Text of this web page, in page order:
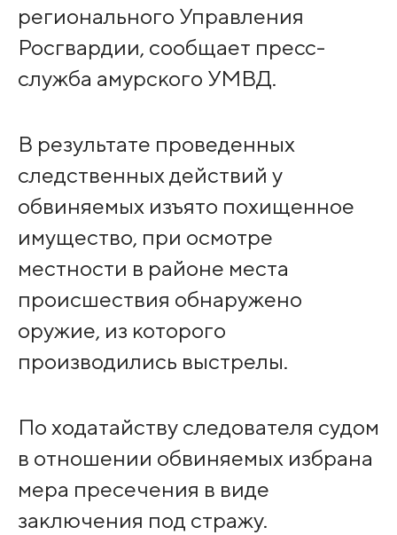
регионального Управления
Росгвардии, сообщает пресс-
служба амурского УМВД.
В результате проведенных
следственных действий у
обвиняемых изъято похищенное
имущество, при осмотре
местности в районе места
происшествия обнаружено
оружие, из которого
производились выстрелы.
По ходатайству следователя судом
в отношении обвиняемых избрана
мера пресечения в виде
заключения под стражу.